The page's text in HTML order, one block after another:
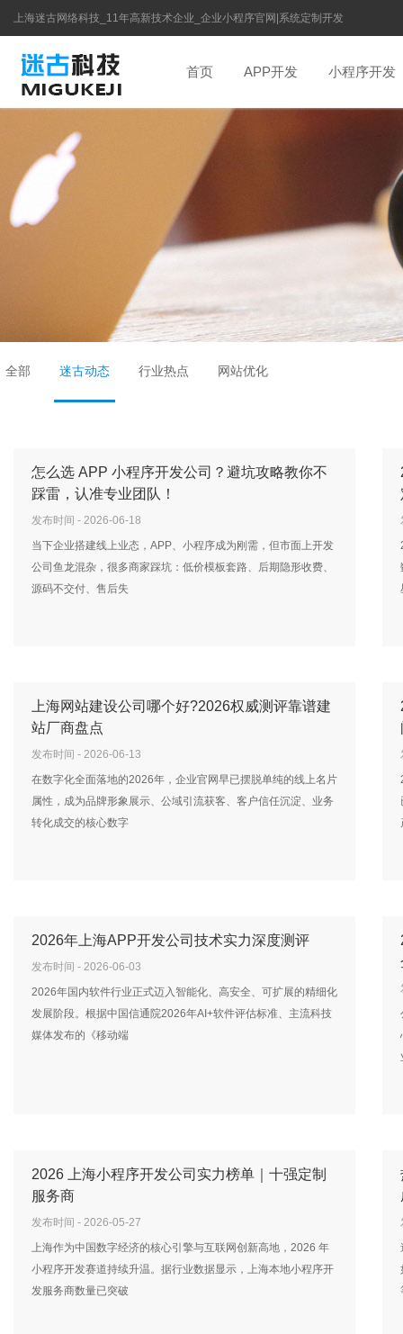
上海迷古网络科技_11年高新技术企业_企业小程序官网|系统定制开发
首页 APP开发 小程序开发
全部 迷古动态 行业热点 网站优化
怎么选 APP 小程序开发公司？避坑攻略教你不
踩雷，认准专业团队！
发布时间 - 2026-06-18
当下企业搭建线上业态，APP、小程序成为刚需，但市面上开发
公司鱼龙混杂，很多商家踩坑：低价模板套路、后期隐形收费、
源码不交付、售后失
上海网站建设公司哪个好?2026权威测评靠谱建
站厂商盘点
发布时间 - 2026-06-13
在数字化全面落地的2026年，企业官网早已摆脱单纯的线上名片
属性，成为品牌形象展示、公域引流获客、客户信任沉淀、业务
转化成交的核心数字
2026年上海APP开发公司技术实力深度测评
发布时间 - 2026-06-03
2026年国内软件行业正式迈入智能化、高安全、可扩展的精细化
发展阶段。根据中国信通院2026年AI+软件评估标准、主流科技
媒体发布的《移动端
2026 上海小程序开发公司实力榜单｜十强定制
服务商
发布时间 - 2026-05-27
上海作为中国数字经济的核心引擎与互联网创新高地，2026 年
小程序开发赛道持续升温。据行业数据显示，上海本地小程序开
发服务商数量已突破